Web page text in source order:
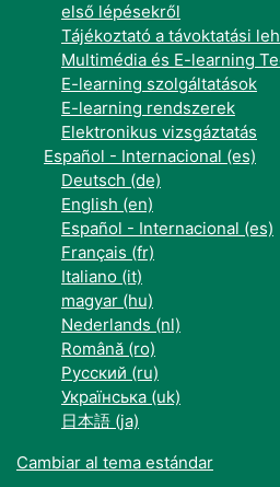
első lépésekről
Tájékoztató a távoktatási
Multimédia és E-learning
E-learning szolgáltatások
E-learning rendszerek
Elektronikus vizsgáztatás
Español - Internacional ‎(es)‎
Deutsch ‎(de)‎
English ‎(en)‎
Español - Internacional ‎(es)‎
Français ‎(fr)‎
Italiano ‎(it)‎
magyar ‎(hu)‎
Nederlands ‎(nl)‎
Română ‎(ro)‎
Русский ‎(ru)‎
Українська ‎(uk)‎
日本語 ‎(ja)‎
Cambiar al tema estándar